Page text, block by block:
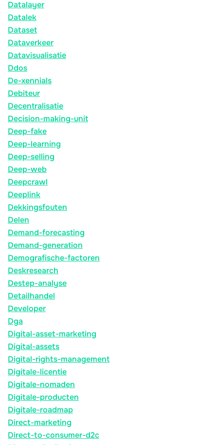
Datalayer
Datalek
Dataset
Dataverkeer
Datavisualisatie
Ddos
De-xennials
Debiteur
Decentralisatie
Decision-making-unit
Deep-fake
Deep-learning
Deep-selling
Deep-web
Deepcrawl
Deeplink
Dekkingsfouten
Delen
Demand-forecasting
Demand-generation
Demografische-factoren
Deskresearch
Destep-analyse
Detailhandel
Developer
Dga
Digital-asset-marketing
Digital-assets
Digital-rights-management
Digitale-licentie
Digitale-nomaden
Digitale-producten
Digitale-roadmap
Direct-marketing
Direct-to-consumer-d2c